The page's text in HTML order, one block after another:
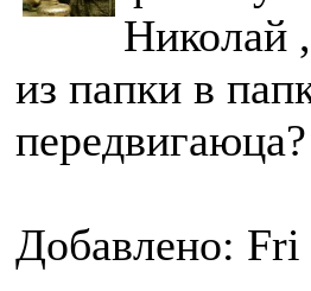
Николай
из папки в
передвигаюца?
Добавлено: Fri